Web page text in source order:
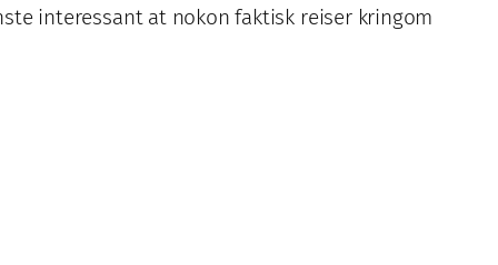
interessant at nokon faktisk reiser kringom